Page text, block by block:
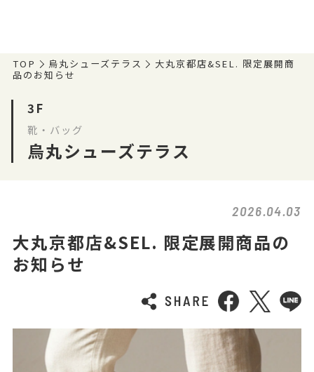
TOP 烏丸シューズテラス
大丸京都店&SEL. 限定展開商
品のお知らせ
3F
靴・バッグ
烏丸シューズテラス
2026.04.03
大丸京都店&SEL. 限定展開商品の
お知らせ